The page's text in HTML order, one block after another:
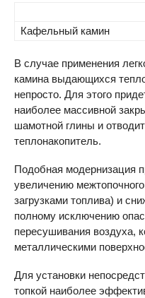
Кафельный камин
В случае применения
камина выдающихся
непросто. Для этого
наиболее массивной
шамотной глины и
теплонакопитель.
Подобная модернизация
увеличению
загрузками топлива) и
полному исключению
пересушивания воздуха,
металлическими
Для установки
топкой наиболее